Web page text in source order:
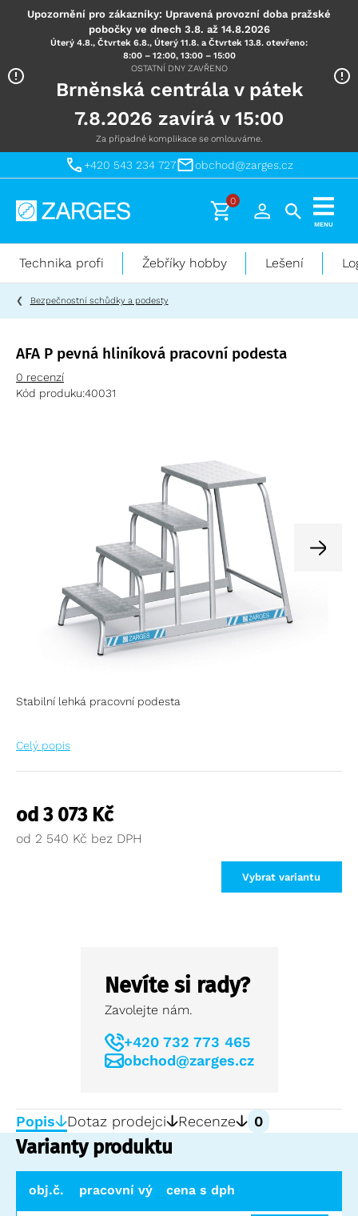
Upozornění pro zákazníky: Upravená provozní doba pražské
pobočky ve dnech 3.8. až 14.8.2026
Úterý 4.8., Čtvrtek 6.8., Úterý 11.8. a Čtvrtek 13.8. otevřeno:
8:00 – 12:00, 13:00 – 15:00
OSTATNÍ DNY ZAVŘENO
Brněnská centrála v pátek
7.8.2026 zavírá v 15:00
Za případné komplikace se omlouváme.
+420 543 234 727 obchod@zarges.cz
Technika
práci
výškách
0
MENU
Technika profi Žebříky hobby Lešení
Bezpečnostní schůdky a podesty
AFA P pevná hliníková pracovní podesta
0 recenzí
Kód produku:40031
Stabilní lehká pracovní podesta
Celý popis
od 3 073 Kč
od 2 540 Kč
Vybrat variantu
Nevíte si rady?
Zavolejte nám.
+420 732 773 465
obchod@zarges.cz
Popis Dotaz prodejci Recenze 0
Varianty produktu
obj.č. pracovní výška (m)cena s dph